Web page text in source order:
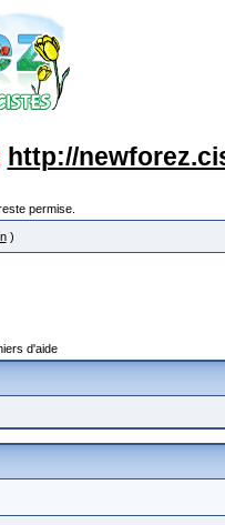
http://
permise.
)
d'aide